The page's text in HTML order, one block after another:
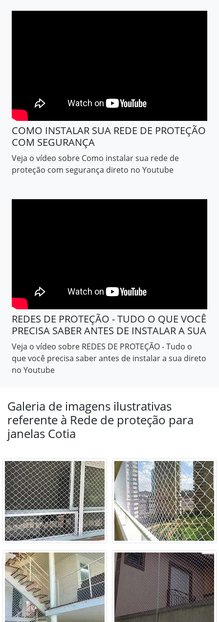
COMO INSTALAR SUA REDE DE PROTEÇÃO
COM SEGURANÇA
Veja o vídeo sobre Como instalar sua rede de
proteção com segurança direto no Youtube
REDES DE PROTEÇÃO - TUDO O QUE VOCÊ
PRECISA SABER ANTES DE INSTALAR A SUA
Veja o vídeo sobre REDES DE PROTEÇÃO - Tudo o
que você precisa saber antes de instalar a sua direto
no Youtube
Galeria de imagens ilustrativas
referente à Rede de proteção para
janelas Cotia